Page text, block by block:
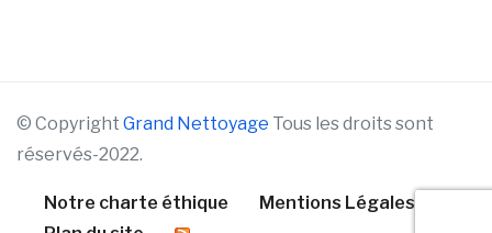
© Copyright Grand Nettoyage Tous les droits sont
réservés-2022.
Notre charte éthique
Mentions Légales